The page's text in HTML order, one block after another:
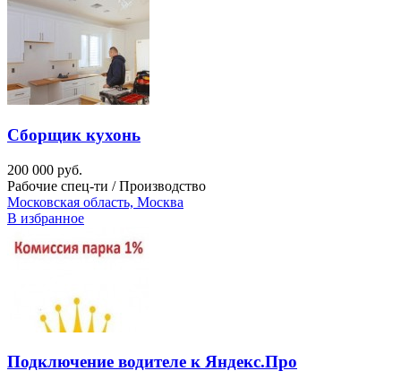
Сборщик кухонь
200 000 руб.
Рабочие спец-ти / Производство
Московская область, Москва
В избранное
Подключение водителе к Яндекс.Про